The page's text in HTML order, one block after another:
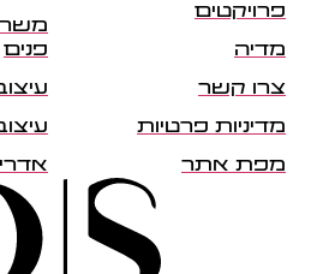
פרויקטים
מדיה
צרו קשר
מדיניות פרטיות
מפת אתר
פנים